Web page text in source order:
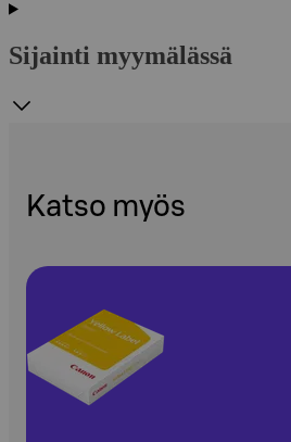
Sijainti myymälässä
Katso myös